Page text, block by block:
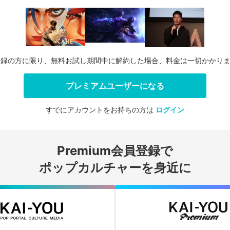
ログインする
の方に限り、無料お試し期間中に解約した場合、料金は一切かかり
プレミアムユーザーになる
すでにアカウントをお持ちの方は ログイン
Premium会員登録で
ポップカルチャーを身近に